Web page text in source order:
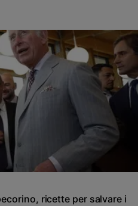
ricette per salvare i